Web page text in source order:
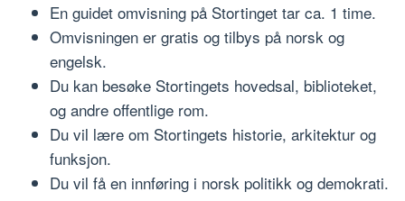
En guidet omvisning på Stortinget tar ca. 1 time.
Omvisningen er gratis og tilbys på norsk og
engelsk.
Du kan besøke Stortingets hovedsal, biblioteket,
og andre offentlige rom.
Du vil lære om Stortingets historie, arkitektur og
funksjon.
Du vil få en innføring i norsk politikk og demokrati.